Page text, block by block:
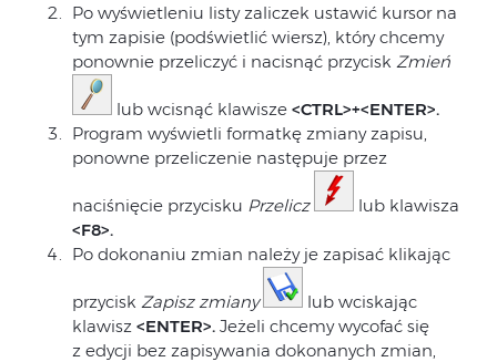
Po wyświetleniu listy zaliczek ustawić kursor na
tym zapisie (podświetlić wiersz), który chcemy
ponownie przeliczyć i nacisnąć przycisk Zmień
lub wcisnąć klawisze <CTRL>+<ENTER>.
Program wyświetli formatkę zmiany zapisu,
ponowne przeliczenie następuje przez
naciśnięcie przycisku Przelicz
lub klawisza
<F8>.
Po dokonaniu zmian należy je zapisać klikając
przycisk Zapisz zmiany
lub wciskając
klawisz <ENTER>. Jeżeli chcemy wycofać się
z edycji bez zapisywania dokonanych zmian,